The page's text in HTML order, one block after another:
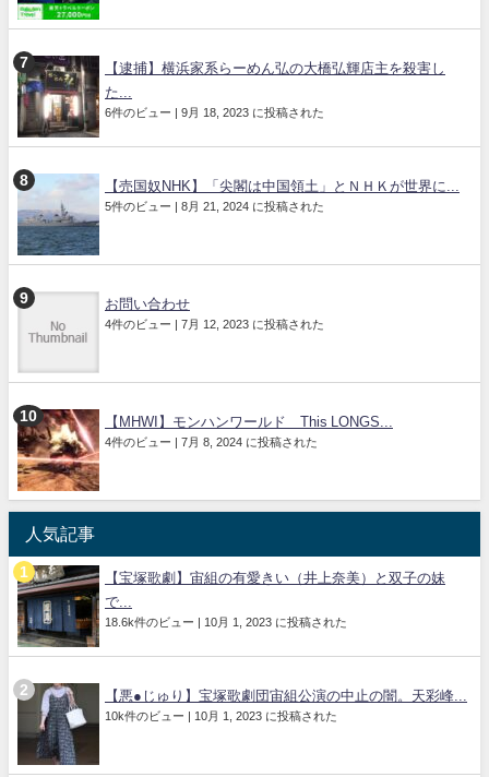
【逮捕】横浜家系らーめん弘の大橋弘輝店主を殺害し
た...
6件のビュー 9月 18, 2023 に投稿された
【売国奴NHK】「尖閣は中国領土」とＮＨＫが世界に...
5件のビュー 8月 21, 2024 に投稿された
お問い合わせ
4件のビュー 7月 12, 2023 に投稿された
【MHWI】モンハンワールド This LONGS...
4件のビュー 7月 8, 2024 に投稿された
人気記事
【宝塚歌劇】宙組の有愛きい（井上奈美）と双子の妹
で...
18.6k件のビュー 10月 1, 2023 に投稿された
【悪●じゅり】宝塚歌劇団宙組公演の中止の闇。天彩峰...
10k件のビュー 10月 1, 2023 に投稿された